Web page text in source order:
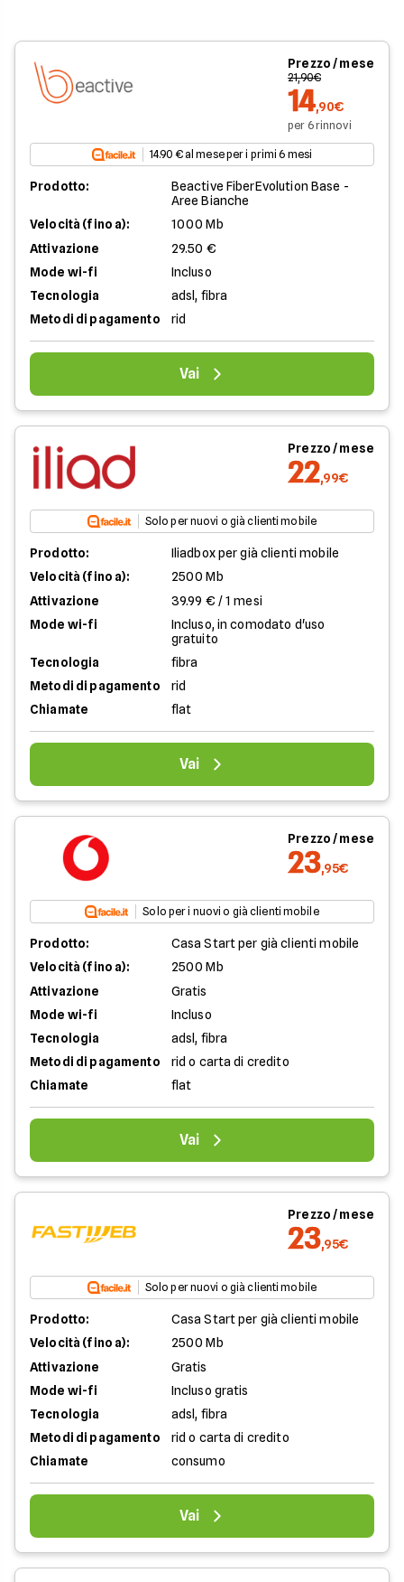
Prezzo / mese
21,90€
14,90€
per 6 rinnovi
14.90 € al mese per i primi 6 mesi
Prodotto:
Beactive FiberEvolution Base -
Aree Bianche
Velocità (fino a):
1000 Mb
Attivazione
29.50 €
Mode wi-fi
Incluso
Tecnologia
adsl, fibra
Metodi di pagamento
rid
Vai
Prezzo / mese
22,99€
Solo per nuovi o già clienti mobile
Prodotto:
Iliadbox per già clienti mobile
Velocità (fino a):
2500 Mb
Attivazione
39.99 € / 1 mesi
Mode wi-fi
Incluso, in comodato d'uso
gratuito
Tecnologia
fibra
Metodi di pagamento
rid
Chiamate
flat
Vai
Prezzo / mese
23,95€
Solo per i nuovi o già clienti mobile
Prodotto:
Casa Start per già clienti mobile
Velocità (fino a):
2500 Mb
Attivazione
Gratis
Mode wi-fi
Incluso
Tecnologia
adsl, fibra
Metodi di pagamento
rid o carta di credito
Chiamate
flat
Vai
Prezzo / mese
23,95€
Solo per nuovi o già clienti mobile
Prodotto:
Casa Start per già clienti mobile
Velocità (fino a):
2500 Mb
Attivazione
Gratis
Mode wi-fi
Incluso gratis
Tecnologia
adsl, fibra
Metodi di pagamento
rid o carta di credito
Chiamate
consumo
Vai